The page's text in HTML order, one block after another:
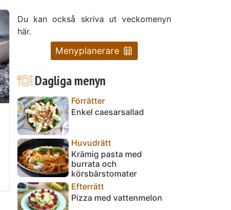
Du kan också skriva ut veckomenyn
här.
Menyplanerare
Dagliga menyn
Förrätter
Enkel caesarsallad
Huvudrätt
Krämig pasta med
burrata och
körsbärstomater
Efterrätt
Pizza med vattenmelon